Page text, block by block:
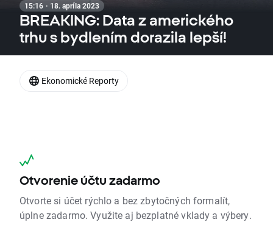
15:16 · 18. apríla 2023
BREAKING: Data z amerického
trhu s bydlením dorazila lepší!
Otvorenie účtu zadarmo
Otvorte si účet rýchlo a bez zbytočných formalít,
úplne zadarmo. Využite aj bezplatné vklady a výbery.
Ekonomické Reporty